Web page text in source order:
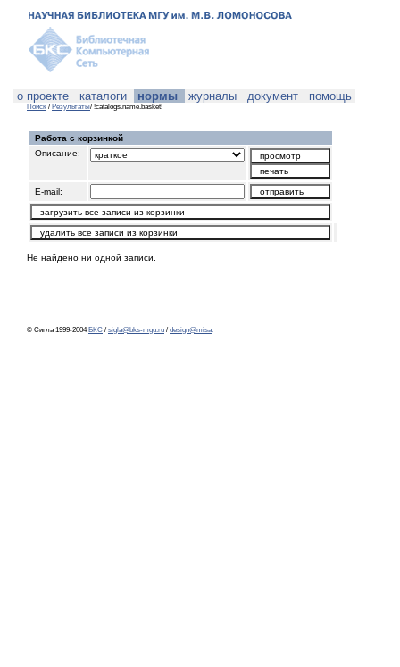
о проекте каталоги нормы журналы документ помощь
Поиск / Результаты/ !catalogs.name.basket!
Работа с корзинкой
Описание:
E-mail:
Не найдено ни одной записи.
© Сигла 1999-2004 БКС / sigla@bks-mgu.ru / design@misa.